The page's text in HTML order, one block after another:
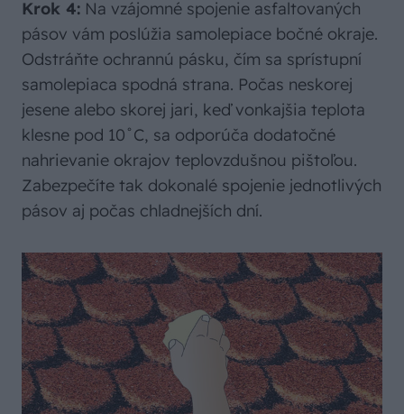
Krok 4: Na vzájomné spojenie asfaltovaných
pásov vám poslúžia samolepiace bočné okraje.
Odstráňte ochrannú pásku, čím sa sprístupní
samolepiaca spodná strana. Počas neskorej
jesene alebo skorej jari, keď vonkajšia teplota
klesne pod 10˚C, sa odporúča dodatočné
nahrievanie okrajov teplovzdušnou pištoľou.
Zabezpečíte tak dokonalé spojenie jednotlivých
pásov aj počas chladnejších dní.